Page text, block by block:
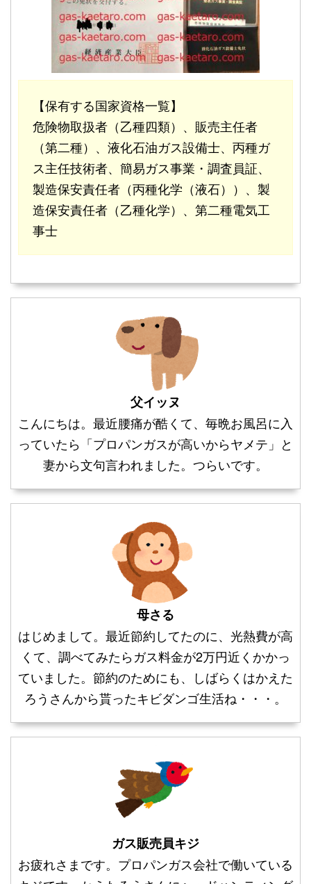
【保有する国家資格一覧】
危険物取扱者（乙種四類）、販売主任者
（第二種）、液化石油ガス設備士、丙種ガ
ス主任技術者、簡易ガス事業・調査員証、
製造保安責任者（丙種化学（液石））、製
造保安責任者（乙種化学）、第二種電気工
事士
父イッヌ
こんにちは。最近腰痛が酷くて、毎晩お風呂に入
っていたら「プロパンガスが高いからヤメテ」と
妻から文句言われました。つらいです。
母さる
はじめまして。最近節約してたのに、光熱費が高
くて、調べてみたらガス料金が2万円近くかかっ
ていました。節約のためにも、しばらくはかえた
ろうさんから貰ったキビダンゴ生活ね・・・。
ガス販売員キジ
お疲れさまです。プロパンガス会社で働いている